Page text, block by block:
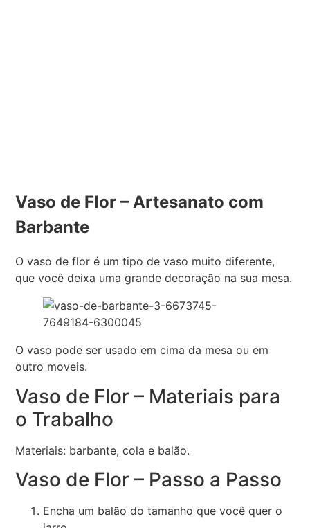
Vaso de Flor – Artesanato com
Barbante
O vaso de flor é um tipo de vaso muito diferente,
que você deixa uma grande decoração na sua mesa.
O vaso pode ser usado em cima da mesa ou em
outro moveis.
Vaso de Flor – Materiais para
o Trabalho
Materiais: barbante, cola e balão.
Vaso de Flor – Passo a Passo
Encha um balão do tamanho que você quer o